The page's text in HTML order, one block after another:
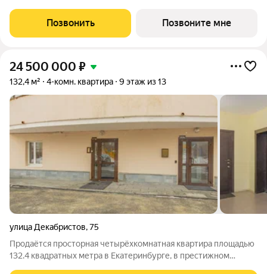
Квартира находится на 23 этаже, площадью 125.8кв.м. Срок
сдачи: 2 квартал 2026 года. Подробнее о
Позвонить Позвоните мне
24 500 000 ₽
132,4 м² 4-комн. квартира 9 этаж из 13
улица Декабристов,75
Продаётся просторная четырёхкомнатная квартира площадью
132.4 квадратных метра в Екатеринбурге, в престижном